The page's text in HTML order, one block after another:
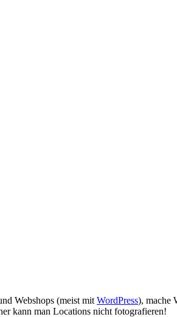
Webshops (meist mit WordPress), mache
kann man Locations nicht fotografieren!